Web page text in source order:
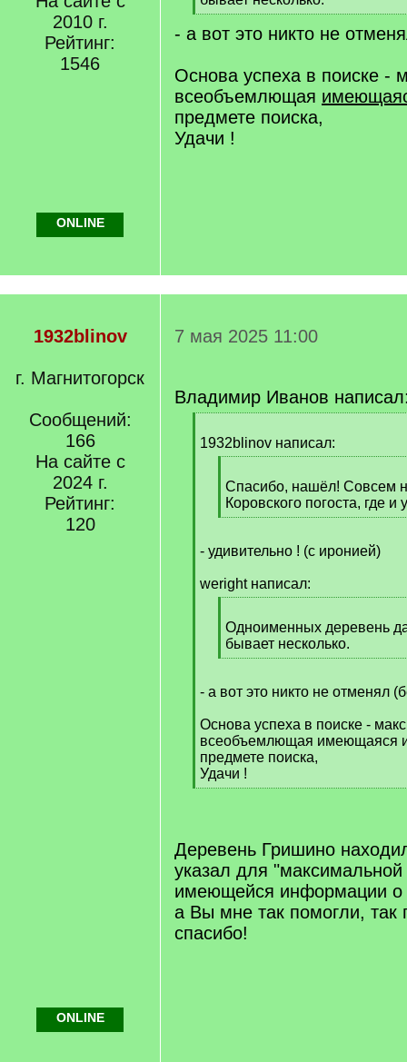
2010 г.
Рейтинг:
1546
][
/
- а вот это никто не
Основа успеха в поиске -
всеобъемлющая
предмете поиска,
Удачи !
ONLINE
1932blinov
г. Магнитогорск
Сообщений:
166
На сайте с
2024 г.
Рейтинг:
120
7 мая 2025 11:00
Владимир Иванов
q
1932blinov написал:
q
]
Спасибо, нашёл! Совсем
Коровского погоста, где и
[
q
- удивительно ! (с иронией)
weright написал:
q
]
Одноименных деревень
бывает несколько.
[
q
- а вот это никто не отменял
Основа успеха в поиске -
всеобъемлющая имеющаяся
предмете поиска,
Удачи !
[
Деревень Гришино
указал для
имеющейся информации о
а Вы мне так помогли,
спасибо!
ONLINE